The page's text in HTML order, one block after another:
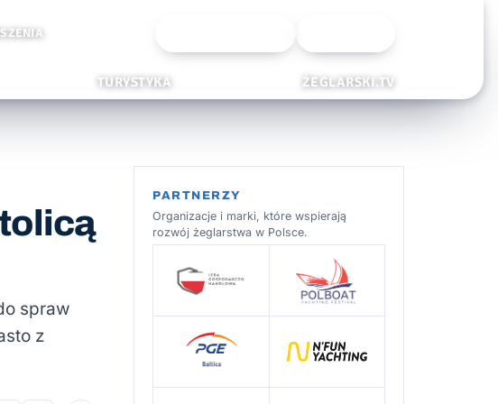
TURYSTYKA ŻEGLARSKI.TV
spraw
z
PARTNERZY
Organizacje i marki, które wspierają
rozwój żeglarstwa w Polsce.